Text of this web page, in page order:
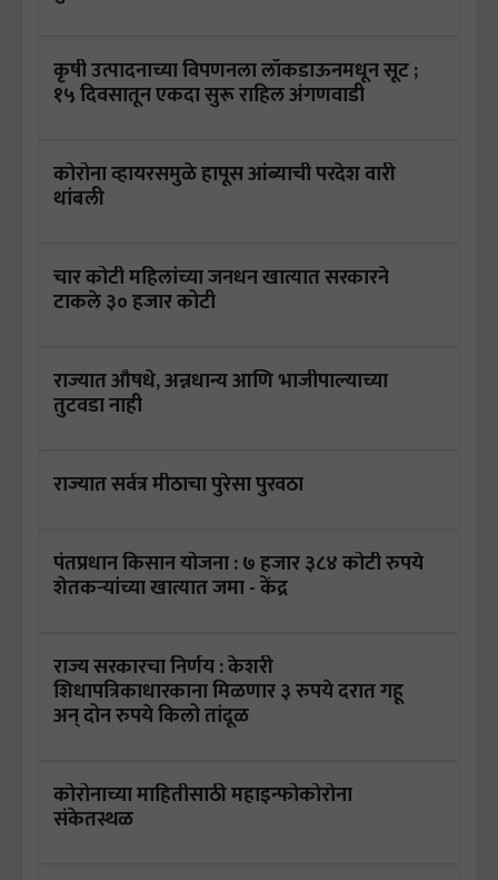
कृषी उत्पादनाच्या विपणनला लॉकडाऊनमधून सूट ;
१५ दिवसातून एकदा सुरू राहिल अंगणवाडी
कोरोना व्हायरसमुळे हापूस आंब्याची परदेश वारी
थांबली
चार कोटी महिलांच्या जनधन खात्यात सरकारने
टाकले ३० हजार कोटी
राज्यात औषधे, अन्नधान्य आणि भाजीपाल्याच्या
तुटवडा नाही
राज्यात सर्वत्र मीठाचा पुरेसा पुरवठा
पंतप्रधान किसान योजना : ७ हजार ३८४ कोटी रुपये
शेतकऱ्यांच्या खात्यात जमा - केंद्र
राज्य सरकारचा निर्णय : केशरी
शिधापत्रिकाधारकाना मिळणार ३ रुपये दरात गहू
अन् दोन रुपये किलो तांदूळ
कोरोनाच्या माहितीसाठी महाइन्फोकोरोना
संकेतस्थळ